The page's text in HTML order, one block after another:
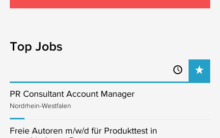
Top Jobs
PR Consultant Account Manager
Nordrhein-Westfalen
Freie Autoren m/w/d für Produkttest in